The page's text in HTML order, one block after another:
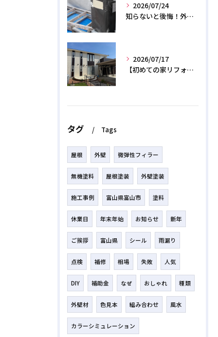
2026/07/24
知らないと後悔！外壁塗装で無機質塗料を選ぶデメリットと3つの罠
2026/07/17
【初めての家リフォーム】外壁塗装の正しい時期と相場費用を解説
タグ Tags
屋根 外壁 微弾性フィラー
無機塗料 屋根塗装 外壁塗装
施工事例 富山県富山市 塗料
休業日 年末年始 お知らせ 新年
ご挨拶 富山県 シール 雨漏り
点検 補修 相場 失敗 人気
DIY 補助金 なぜ おしゃれ 種類
外壁材 色見本 組み合わせ 風水
カラーシミュレーション